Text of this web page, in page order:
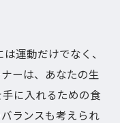
運動だけでなく、
ーは、あなたの生
に入れるための食
ランスも考えられ